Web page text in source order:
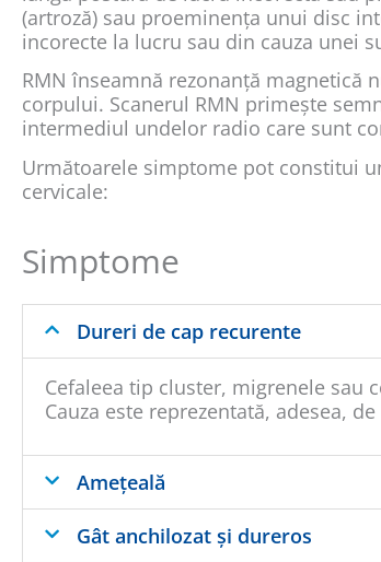
(artroză) sau proeminența unui disc
incorecte la lucru sau din cauza unei
RMN înseamnă rezonanță magnetică
corpului. Scanerul RMN primește
intermediul undelor radio care sunt
Următoarele simptome pot constitui
cervicale:
Simptome
Dureri de cap recurente
Cefaleea tip cluster, migrenele sau
Cauza este reprezentată, adesea,
Amețeală
Gât anchilozat și dureros